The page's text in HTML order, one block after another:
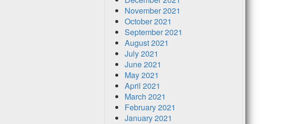
November 2021
October 2021
September 2021
August 2021
July 2021
June 2021
May 2021
April 2021
March 2021
February 2021
January 2021